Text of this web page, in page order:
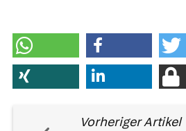
Vorheriger Artikel